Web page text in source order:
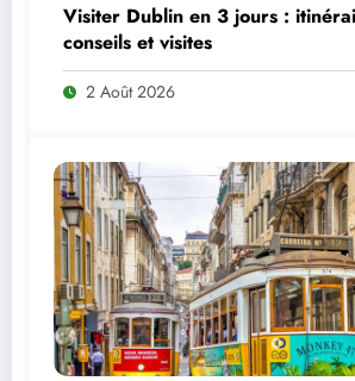
Visiter Dublin en 3 jours :
conseils et visites
2 Août 2026